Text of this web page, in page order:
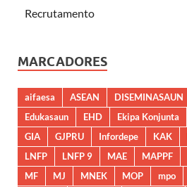
Recrutamento
MARCADORES
aifaesa ASEAN DISEMINASAUN
Edukasaun
EHD Ekipa Konjunta
GIA
GJPRU Infordepe KAK
LNFP
LNFP 9 MAE MAPPF
MF
MJ MNEK MOP mpo